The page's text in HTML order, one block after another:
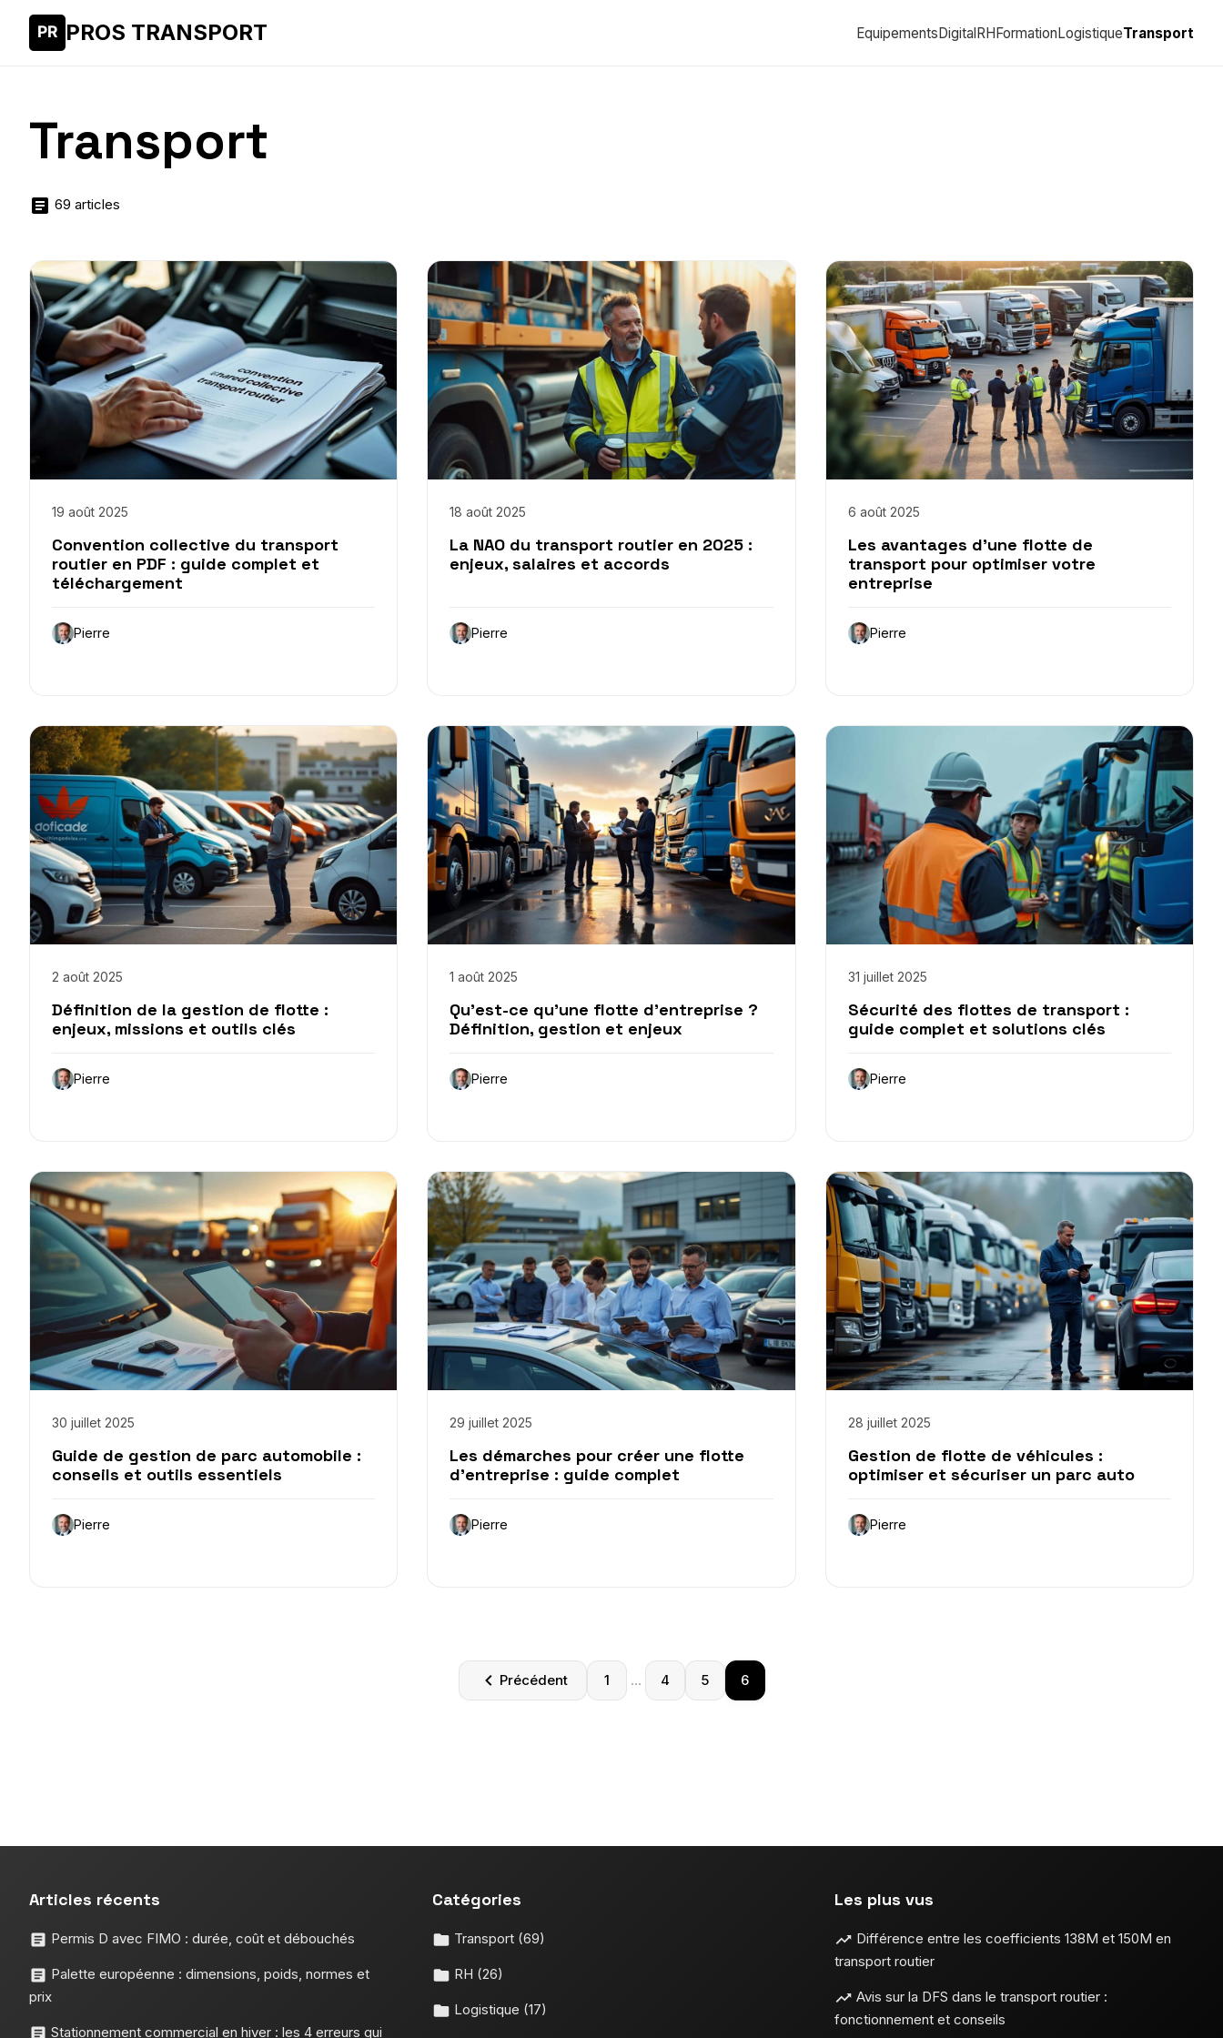
PROS TRANSPORT EquipementsDigitalRHFormationLogistiqueTransport
Transport
69 articles
19 août 2025
Convention collective du transport
routier en PDF : guide complet et
téléchargement
Pierre
18 août 2025
La NAO du transport routier en 2025 :
enjeux, salaires et accords
Pierre
6 août 2025
Les avantages d’une flotte de
transport pour optimiser votre
entreprise
Pierre
2 août 2025
Définition de la gestion de flotte :
enjeux, missions et outils clés
Pierre
1 août 2025
Qu’est-ce qu’une flotte d’entreprise ?
Définition, gestion et enjeux
Pierre
31 juillet 2025
Sécurité des flottes de transport :
guide complet et solutions clés
Pierre
30 juillet 2025
Guide de gestion de parc automobile :
conseils et outils essentiels
Pierre
29 juillet 2025
Les démarches pour créer une flotte
d’entreprise : guide complet
Pierre
28 juillet 2025
Gestion de flotte de véhicules :
optimiser et sécuriser un parc auto
Pierre
Pagination
Précédent 1 … 4 5 6
Articles récents
Permis D avec FIMO : durée, coût et débouchés
Palette européenne : dimensions, poids, normes et
prix
Stationnement commercial en hiver : les 4 erreurs qui
Catégories
Transport (69)
RH (26)
Logistique (17)
Les plus vus
Différence entre les coefficients 138M et 150M en
transport routier
Avis sur la DFS dans le transport routier :
fonctionnement et conseils